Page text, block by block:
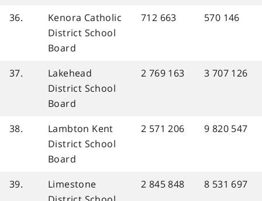
36.
Kenora Catholic
District School
Board
712 663 570 146
37.
Lakehead
District School
Board
2 769 163 3 707 126
38.
Lambton Kent
District School
Board
2 571 206 9 820 547
39.
Limestone
2 845 848 8 531 697